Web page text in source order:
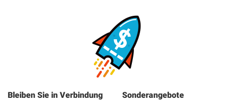
Bleiben Sie in Verbindung
Sonderangebote